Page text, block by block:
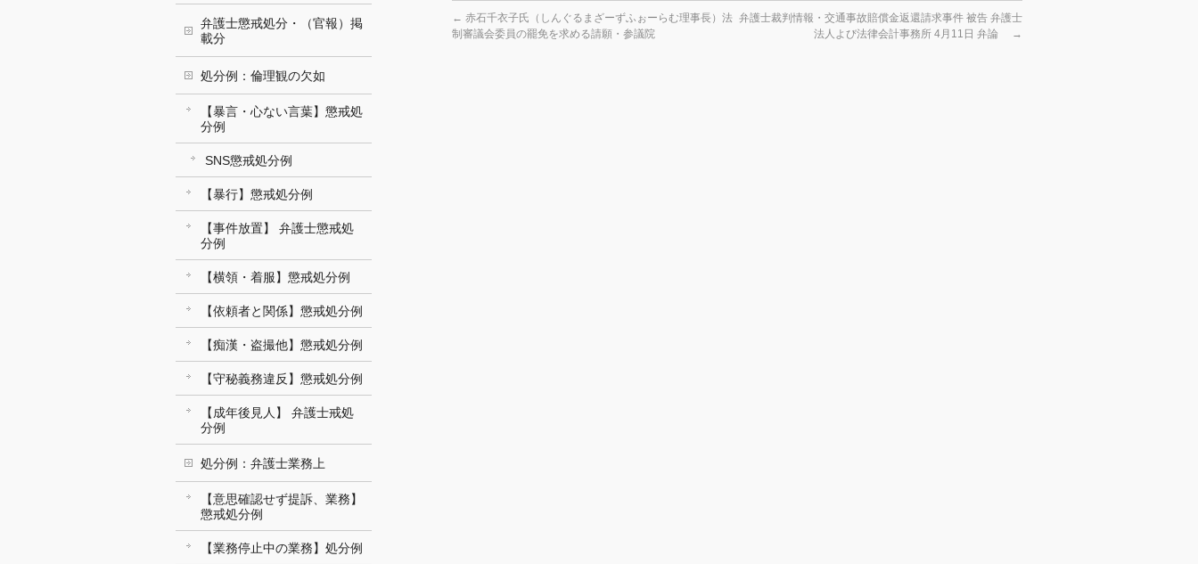
← 赤石千衣子氏（しんぐるまざーずふぉーらむ理事長）法
制審議会委員の罷免を求める請願・参議院
弁護士裁判情報・交通事故賠償金返還請求事件 被告 弁護士
法人よび法律会計事務所 4月11日 弁論
→
弁護士懲戒処分・（官報）掲
載分
処分例：倫理観の欠如
【暴言・心ない言葉】懲戒処
分例
SNS懲戒処分例
【暴行】懲戒処分例
【事件放置】 弁護士懲戒処
分例
【横領・着服】懲戒処分例
【依頼者と関係】懲戒処分例
【痴漢・盗撮他】懲戒処分例
【守秘義務違反】懲戒処分例
【成年後見人】 弁護士戒処
分例
処分例：弁護士業務上
【意思確認せず提訴、業務】
懲戒処分例
【業務停止中の業務】処分例